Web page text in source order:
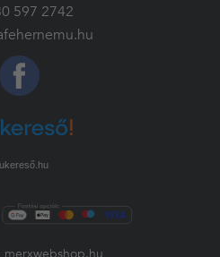
597 2742